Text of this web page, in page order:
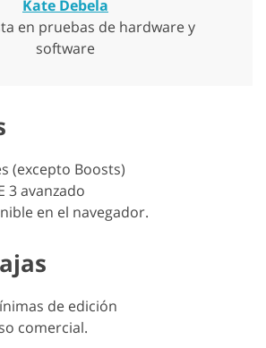
Kate Debela
en pruebas de hardware y
software
(excepto Boosts)
3 avanzado
en el navegador.
de edición
comercial.